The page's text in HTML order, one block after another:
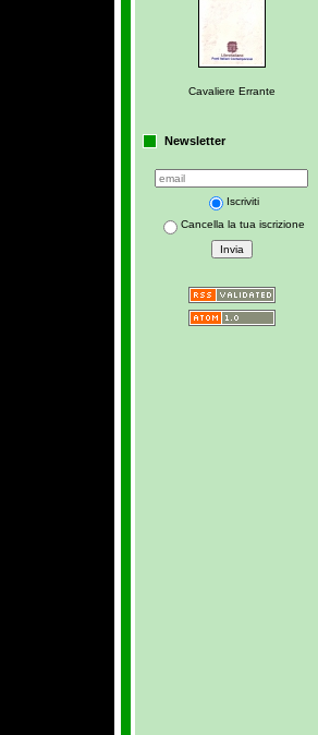
Cavaliere Errante
Newsletter
Iscriviti
Cancella la tua iscrizione